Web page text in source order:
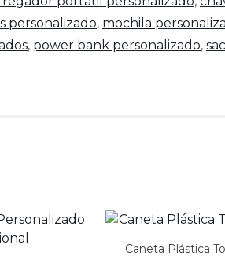
personalizado, mochila
, power bank personalizado,
Caneta Plástica